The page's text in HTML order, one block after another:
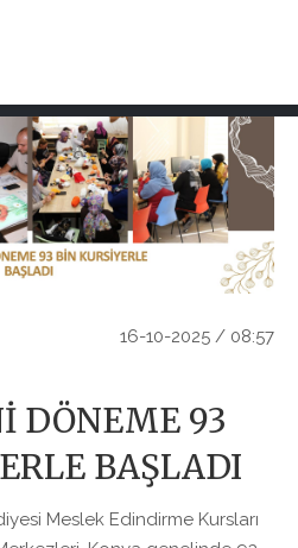
16-10-2025 / 08:57
DÖNEME 93
BAŞLADI
Meslek Edindirme Kursları